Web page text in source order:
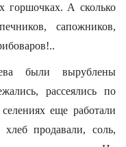
горшочках. А сколько
сапожников,
были вырублены
рассеялись по
еще работали
продавали, соль,